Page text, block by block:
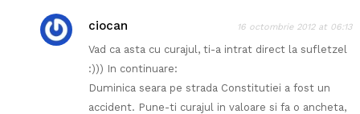
ciocan 16 octombrie 2012 at 06:13
Vad ca asta cu curajul, ti-a intrat direct la sufletzel
:))) In continuare:
Duminica seara pe strada Constitutiei a fost un
accident. Pune-ti curajul in valoare si fa o ancheta,